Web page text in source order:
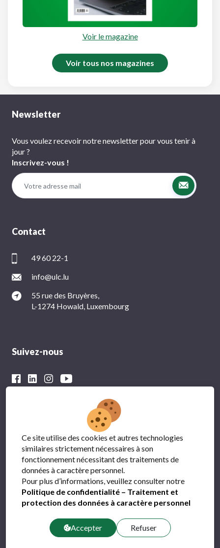
Voir le magazine
Voir tous nos magazines
Newsletter
Vous voulez recevoir notre newsletter pour vous tenir à
jour ?
Inscrivez-vous !
Contact
49 60 22-1
info@ulc.lu
55 rue des Bruyères,
L-1274 Howald, Luxembourg
Suivez-nous
Avec le soutien financier du
FAQ
Contact
Ce site utilise des cookies et autres technologies
similaires strictement nécessaires à son
fonctionnement nécessitant des traitements de
données à caractère personnel.
Pour plus d’informations, veuillez consulter notre
Politique de confidentialité – Traitement et
protection des données à caractère personnel
Accepter Refuser